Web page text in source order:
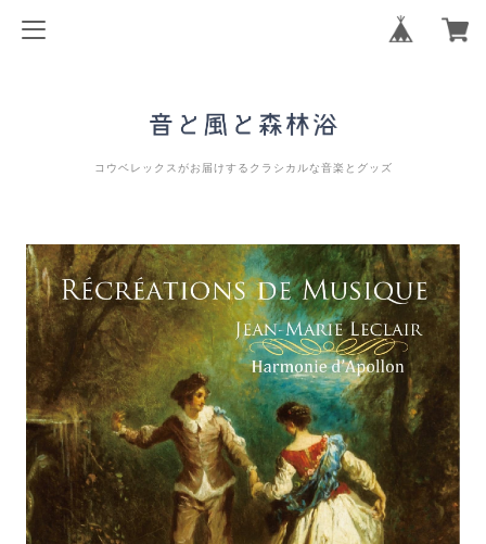
コウベレックスがお届けするクラシカルな音楽とグッズ